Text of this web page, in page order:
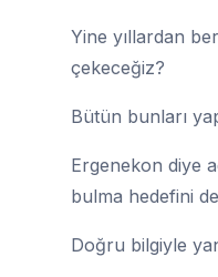
Yine yıllardan
çekeceğiz?
Bütün bunları
Ergenekon diye
bulma hedefini
Doğru bilgiyle